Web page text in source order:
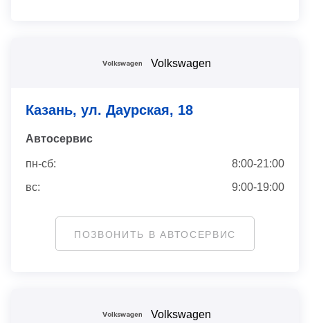
Volkswagen
Казань, ул. Даурская, 18
Автосервис
пн-сб:
8:00-21:00
вс:
9:00-19:00
ПОЗВОНИТЬ В АВТОСЕРВИС
Volkswagen